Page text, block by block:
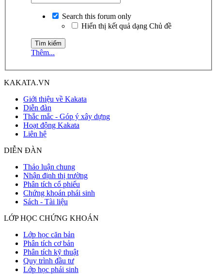
Search this forum only
Hiển thị kết quả dạng Chủ đề
Thêm...
KAKATA.VN
Giới thiệu về Kakata
Diễn đàn
Thắc mắc - Góp ý xây dựng
Hoạt động Kakata
Liên hệ
DIỄN ĐÀN
Thảo luận chung
Nhận định thị trường
Phân tích cổ phiếu
Chứng khoán phái sinh
Sách - Tài liệu
LỚP HỌC CHỨNG KHOÁN
Lớp học căn bản
Phân tích cơ bản
Phân tích kỹ thuật
Quy trình đầu tư
Lớp học phái sinh